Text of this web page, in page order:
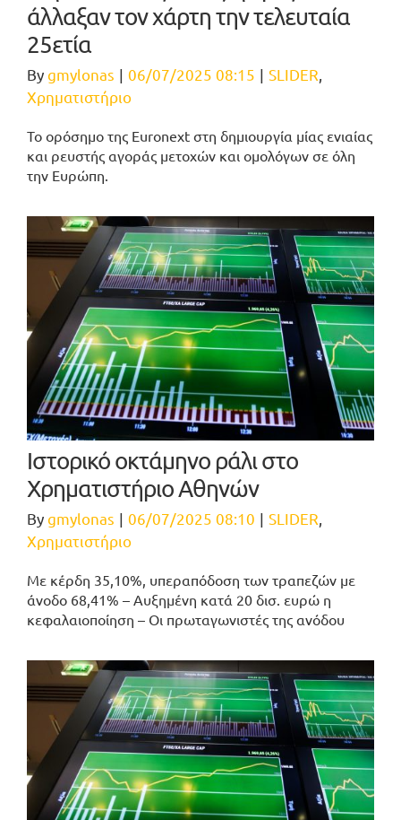
άλλαξαν τον χάρτη την τελευταία
25ετία
Bygmylonas | 06/07/2025 08:15 | SLIDER,
Χρηματιστήριο
Το ορόσημο της Euronext στη δημιουργία μίας ενιαίας
και ρευστής αγοράς μετοχών και ομολόγων σε όλη
την Ευρώπη.
Ιστορικό οκτάμηνο ράλι στο
Χρηματιστήριο Αθηνών
Bygmylonas | 06/07/2025 08:10 | SLIDER,
Χρηματιστήριο
Με κέρδη 35,10%, υπεραπόδοση των τραπεζών με
άνοδο 68,41% – Αυξημένη κατά 20 δισ. ευρώ η
κεφαλαιοποίηση – Οι πρωταγωνιστές της ανόδου